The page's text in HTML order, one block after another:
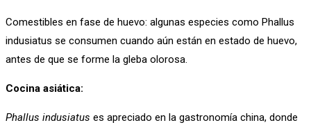
Comestibles en fase de huevo: algunas especies como Phallus
indusiatus se consumen cuando aún están en estado de huevo,
antes de que se forme la gleba olorosa.
Cocina asiática:
Phallus indusiatus es apreciado en la gastronomía china, donde